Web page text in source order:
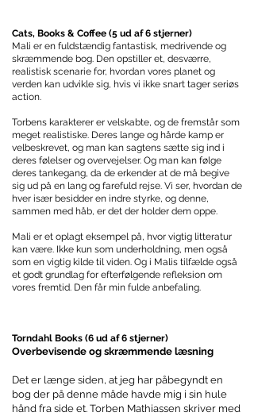
Cats, Books & Coffee (5 ud af 6 stjerner)
Mali er en fuldstændig fantastisk, medrivende og
skræmmende bog. Den opstiller et, desværre,
realistisk scenarie for, hvordan vores planet og
verden kan udvikle sig, hvis vi ikke snart tager seriøs
action.
Torbens karakterer er velskabte, og de fremstår som
meget realistiske. Deres lange og hårde kamp er
velbeskrevet, og man kan sagtens sætte sig ind i
deres følelser og overvejelser. Og man kan følge
deres tankegang, da de erkender at de må begive
sig ud på en lang og farefuld rejse. Vi ser, hvordan de
hver især besidder en indre styrke, og denne,
sammen med håb, er det der holder dem oppe.
Mali er et oplagt eksempel på, hvor vigtig litteratur
kan være. Ikke kun som underholdning, men også
som en vigtig kilde til viden. Og i Malis tilfælde også
et godt grundlag for efterfølgende refleksion om
vores fremtid. Den får min fulde anbefaling.
Torndahl Books (6 ud af 6 stjerner)
Overbevisende og skræmmende læsning
Det er længe siden, at jeg har påbegyndt en
bog der på denne måde havde mig i sin hule
hånd fra side et. Torben Mathiassen skriver med